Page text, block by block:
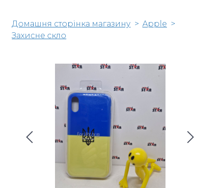
Домашня сторінка магазину
Apple
Захисне скло